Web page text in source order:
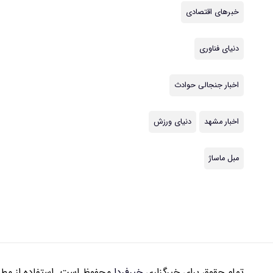
خبرهای اقتصادی
دنیای فناوری
اخبار جنجالی حوادث
اخبار مشهد دنیای ورزش
مبل ماساژ